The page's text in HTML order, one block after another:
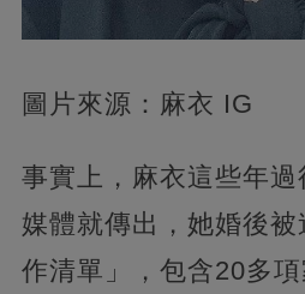
圖片來源：麻衣 IG
事實上，麻衣這些年
媒體就傳出，她婚後
作清單」，包含20多